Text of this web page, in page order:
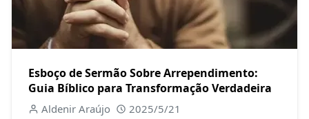
Esboço de Sermão Sobre Arrependimento:
Guia Bíblico para Transformação Verdadeira
Aldenir Araújo 2025/5/21